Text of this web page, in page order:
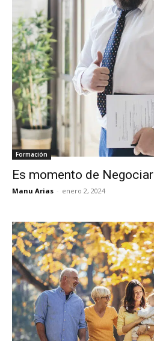
Formación
Es momento de Negociar
Manu Arias - enero 2, 2024